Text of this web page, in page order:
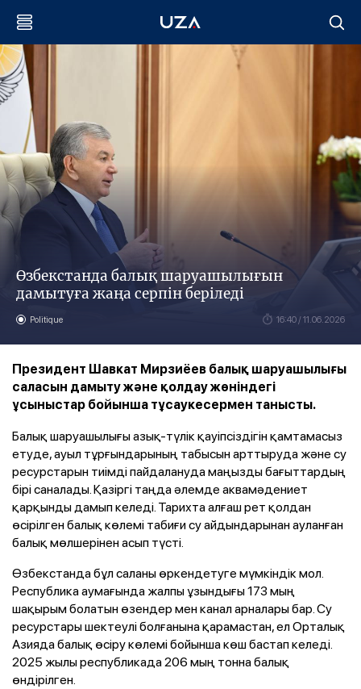
Өзбекстанда балық шаруашылығын
дамытуға жаңа серпін беріледі
Politique 16:40 / 11.06.2026
Президент Шавкат Мирзиёев балық шаруашылығы
саласын дамыту және қолдау жөніндегі
ұсыныстар бойынша тұсаукесермен танысты.
Балық шаруашылығы азық-түлік қауіпсіздігін қамтамасыз
етуде, ауыл тұрғындарының табысын арттыруда және су
ресурстарын тиімді пайдалануда маңызды бағыттардың
бірі саналады. Қазіргі таңда әлемде аквамәдениет
қарқынды дамып келеді. Тарихта алғаш рет қолдан
өсірілген балық көлемі табиғи су айдындарынан ауланған
балық мөлшерінен асып түсті.
Өзбекстанда бұл саланы өркендетуге мүмкіндік мол.
Республика аумағында жалпы ұзындығы 173 мың
шақырым болатын өзендер мен канал арналары бар. Су
ресурстары шектеулі болғанына қарамастан, ел Орталық
Азияда балық өсіру көлемі бойынша көш бастап келеді.
2025 жылы республикада 206 мың тонна балық
өндірілген.